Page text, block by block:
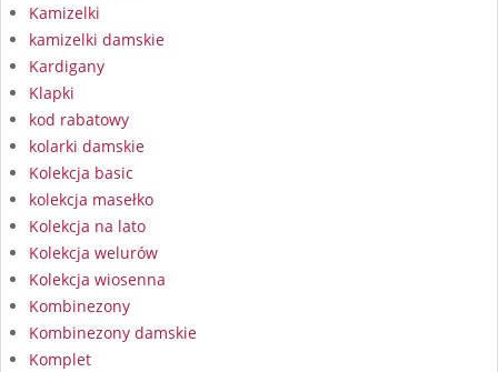
Kamizelki
kamizelki damskie
Kardigany
Klapki
kod rabatowy
kolarki damskie
Kolekcja basic
kolekcja masełko
Kolekcja na lato
Kolekcja welurów
Kolekcja wiosenna
Kombinezony
Kombinezony damskie
Komplet